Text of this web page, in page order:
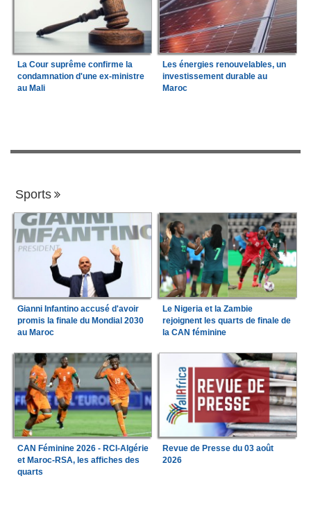
La Cour suprême confirme la
condamnation d'une ex-ministre
au Mali
Les énergies renouvelables, un
investissement durable au
Maroc
Sports
Gianni Infantino accusé d'avoir
promis la finale du Mondial 2030
au Maroc
Le Nigeria et la Zambie
rejoignent les quarts de finale de
la CAN féminine
CAN Féminine 2026 - RCI-Algérie
et Maroc-RSA, les affiches des
quarts
Revue de Presse du 03 août
2026